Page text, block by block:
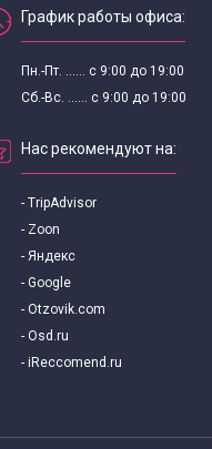
площади
от Манежной
от метро
ряда
Охотного ряда
График работы офиса:
Пн.-Пт. ...... с 9:00 до 19:00
Сб.-Вс. ...... с 9:00 до 19:00
Нас рекомендуют на:
- TripAdvisor
- Zoon
- Яндекс
- Google
- Otzovik.com
- Osd.ru
- iReccomend.ru